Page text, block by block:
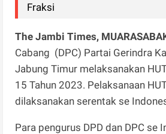
Fraksi
The Jambi Times,
Cabang (DPC) Partai Gerindra
Jabung Timur melaksanakan
15 Tahun 2023. Pelaksanaan
dilaksanakan serentak se
Para pengurus DPD dan DPC se